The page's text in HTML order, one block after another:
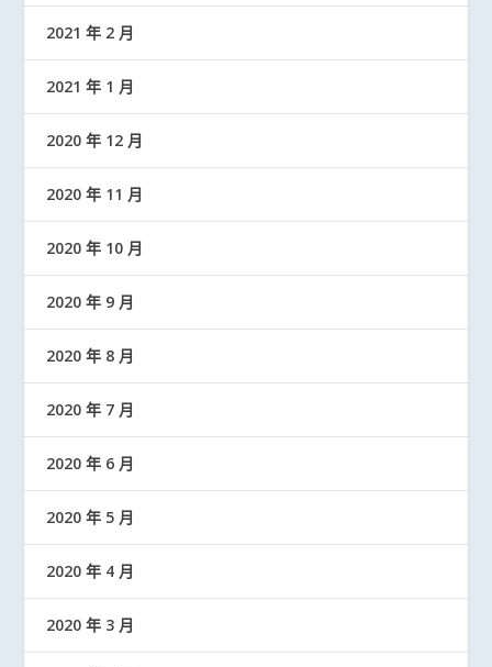
2021 年 2 月
2021 年 1 月
2020 年 12 月
2020 年 11 月
2020 年 10 月
2020 年 9 月
2020 年 8 月
2020 年 7 月
2020 年 6 月
2020 年 5 月
2020 年 4 月
2020 年 3 月